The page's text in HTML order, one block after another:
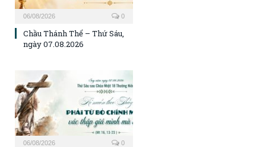
06/08/2026 0
Chầu Thánh Thể – Thứ Sáu,
ngày 07.08.2026
06/08/2026 0